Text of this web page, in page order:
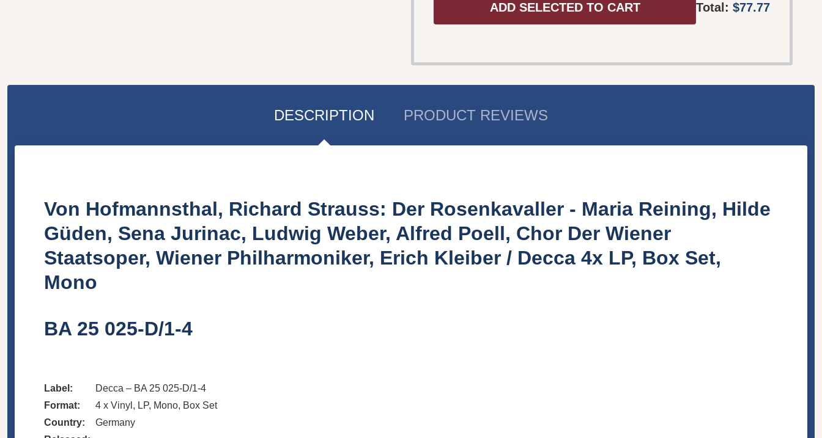
ADD SELECTED TO CART Total: $77.77
DESCRIPTION PRODUCT REVIEWS
Von Hofmannsthal, Richard Strauss: Der Rosenkavaller - Maria Reining, Hilde
Güden, Sena Jurinac, Ludwig Weber, Alfred Poell, Chor Der Wiener
Staatsoper, Wiener Philharmoniker, Erich Kleiber / Decca 4x LP, Box Set,
Mono
BA 25 025-D/1-4
Label:
Decca – BA 25 025-D/1-4
Format:
4 x Vinyl, LP, Mono, Box Set
Country:
Germany